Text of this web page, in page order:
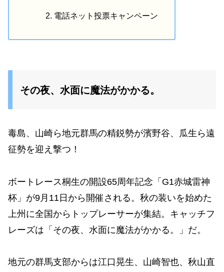
電話ネット投票キャンペーン
その夜、水面に魔法がかかる。
毒島、山崎ら地元群馬の精鋭勢が濱野谷、瓜生ら遠
征勢を迎え撃つ！
ボートレース桐生の開設65周年記念「G1赤城雷神
杯」が9月11日から開催される。秋の装いを始めた
上州に全国からトップレーサーが集結。キャッチフ
レーズは「その夜、水面に魔法がかかる。」だ。
地元の群馬支部からは江口晃生、山崎智也、秋山直